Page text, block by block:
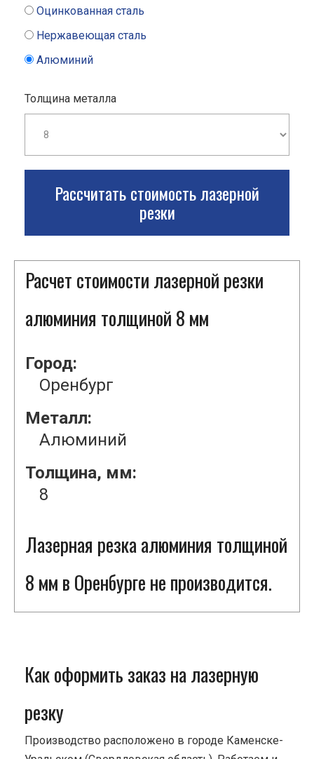
Оцинкованная сталь
Нержавеющая сталь
Алюминий
Толщина металла
Рассчитать стоимость лазерной
резки
Расчет стоимости лазерной резки
алюминия толщиной 8 мм
Город:
Оренбург
Металл:
Алюминий
Толщина, мм:
8
Лазерная резка алюминия толщиной
8 мм в Оренбурге не производится.
Как оформить заказ на лазерную
резку
Производство расположено в городе Каменске-